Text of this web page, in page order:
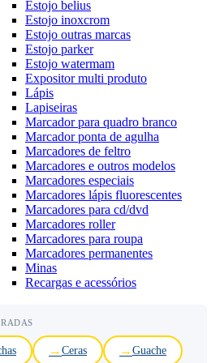
Estojo belius
Estojo inoxcrom
Estojo outras marcas
Estojo parker
Estojo watermam
Expositor multi produto
Lápis
Lapiseiras
Marcador para quadro branco
Marcador ponta de agulha
Marcadores de feltro
Marcadores e outros modelos
Marcadores especiais
Marcadores lápis fluorescentes
Marcadores para cd/dvd
Marcadores roller
Marcadores para roupa
Marcadores permanentes
Minas
Recargas e acessórios
Ceras Guache